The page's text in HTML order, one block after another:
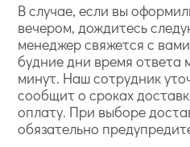
В случае, если вы
вечером, дождитесь
менеджер свяжется с
будние дни время ответа
минут. Наш сотрудник
сообщит о сроках
оплату. При выборе
обязательно